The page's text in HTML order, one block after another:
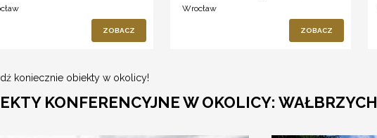
ZOBACZ
Wrocław
ZOBACZ
koniecznie obiekty w okolicy!
KONFERENCYJNE W OKOLICY: WAŁBRZYCH